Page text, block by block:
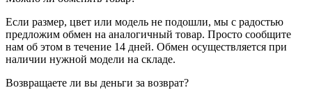
Если размер, цвет или модель не подошли, мы с радостью
предложим обмен на аналогичный товар. Просто сообщите
нам об этом в течение 14 дней. Обмен осуществляется при
наличии нужной модели на складе.
Возвращаете ли вы деньги за возврат?